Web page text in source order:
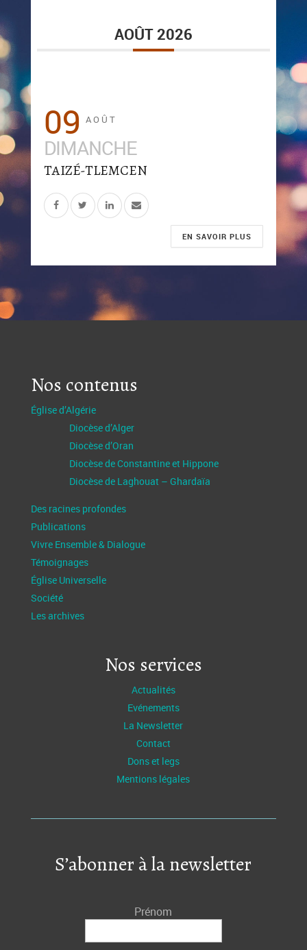
AOÛT 2026
09 AOÛT
DIMANCHE
TAIZÉ-TLEMCEN
EN SAVOIR PLUS
Nos contenus
Église d’Algérie
Diocèse d’Alger
Diocèse d’Oran
Diocèse de Constantine et Hippone
Diocèse de Laghouat – Ghardaïa
Des racines profondes
Publications
Vivre Ensemble & Dialogue
Témoignages
Église Universelle
Société
Les archives
Nos services
Actualités
Evénements
La Newsletter
Contact
Dons et legs
Mentions légales
S’abonner à la newsletter
Prénom